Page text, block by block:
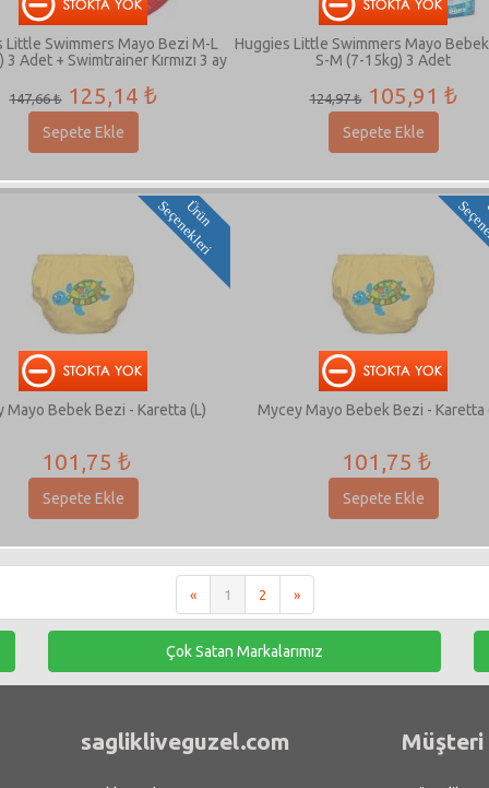
Little Swimmers Mayo Bezi M-L
3 Adet + Swimtrainer Kırmızı 3 ay
147,66 ₺ 125,14 ₺
Sepete Ekle
Huggies Little Swimmers Mayo
S-M (7-15kg) 3 Adet
124,97 ₺ 105,91 ₺
Sepete Ekle
Mayo Bebek Bezi - Karetta (L)
101,75 ₺
Sepete Ekle
Ü
r
ü
n
S
e
ç
e
n
e
k
l
e
r
i
Mycey Mayo Bebek Bezi - Karetta
101,75 ₺
Sepete Ekle
« 1 2 »
Çok Satan Markalarımız
saglikliveguzel.com